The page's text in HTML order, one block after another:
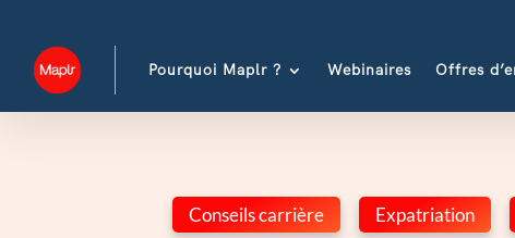
Pourquoi Maplr ? Webinaires Offres
Conseils carrière Expatriation